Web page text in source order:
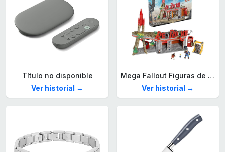
Título no disponible
Ver historial →
Mega Fallout Figuras de acción y Juguetes de construcción, Parada de Camiones Red Rocket con 824 Piezas, 2 Personajes articulados y Accesorios, para coleccionistas, HXT00
Ver historial →